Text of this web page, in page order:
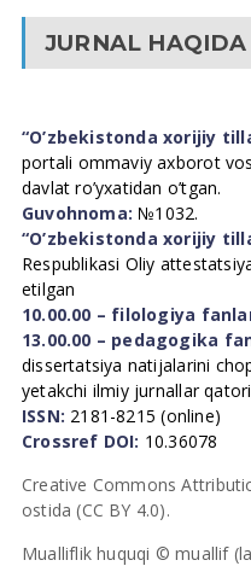
JURNAL HAQIDA
“O’zbekistonda xorijiy
portali ommaviy axborot
davlat ro’yxatidan o’tgan.
Guvohnoma: №1032.
“O’zbekistonda xorijiy
Respublikasi Oliy
etilgan
10.00.00 – filologiya
13.00.00 – pedagogika
dissertatsiya natijalarini
yetakchi ilmiy jurnallar
ISSN: 2181-8215 (online)
Crossref DOI: 10.36078
Creative Commons
ostida (CC BY 4.0).
Mualliflik huquqi © muallif